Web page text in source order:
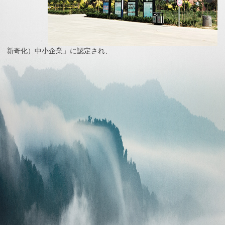
2025
新奇化）中小企業」に認定され、